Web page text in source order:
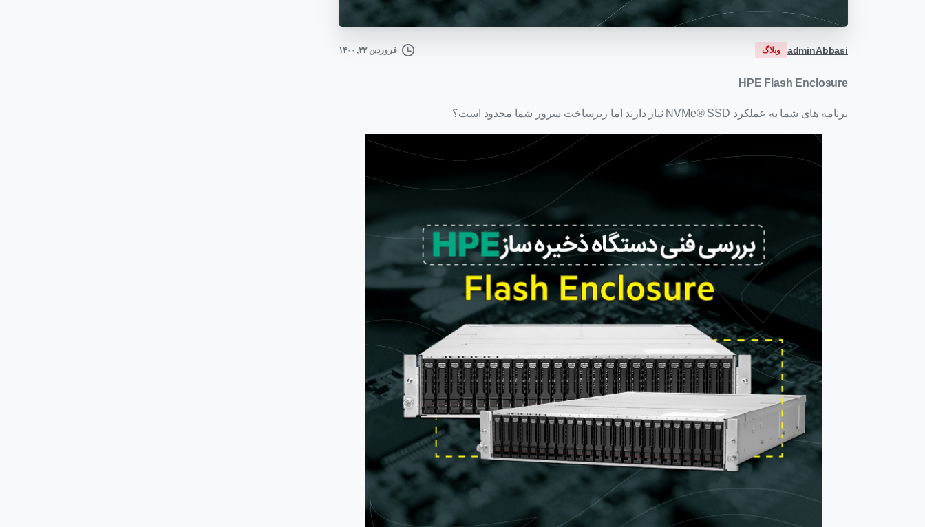
adminAbbasi وبلاگ فروردین ۲۲, ۱۴۰۰
HPE Flash Enclosure
برنامه های شما به عملکرد NVMe® SSD نیاز دارند اما زیرساخت سرور شما محدود است؟